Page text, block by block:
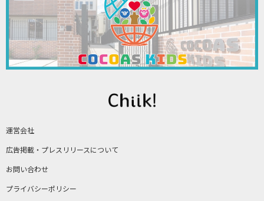
運営会社
広告掲載・プレスリリースについて
お問い合わせ
プライバシーポリシー